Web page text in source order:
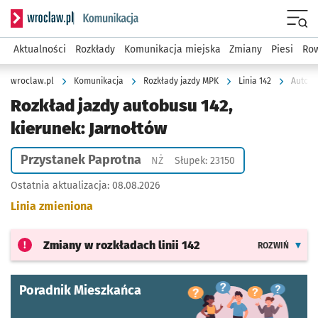
Serwis informacyjny wroclaw.pl podserwis: Komunikacja
Aktualności Rozkłady Komunikacja miejska Zmiany Piesi
wroclaw.pl Komunikacja Rozkłady jazdy MPK Linia 142
Rozkład jazdy autobusu 142,
kierunek: Jarnołtów
Przystanek Paprotna NŻPrzystanek na życzenie
Słupek: 23150
Ostatnia aktualizacja: 08.08.2026
Linia zmieniona
Zmiany w rozkładach linii 142 ROZWIŃ
Poradnik Mieszkańca